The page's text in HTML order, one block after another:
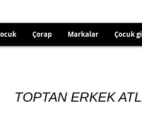
Çorap Markalar Çocuk
TOPTAN ERKEK